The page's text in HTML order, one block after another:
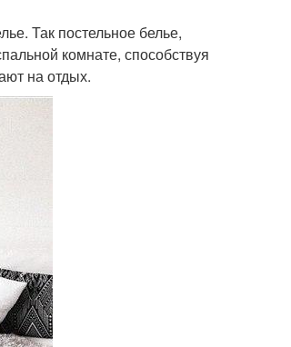
Так постельное белье,
комнате, способствуя
на отдых.